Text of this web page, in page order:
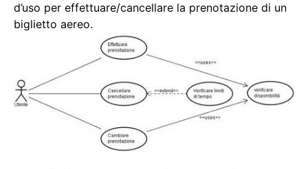
d’uso per effettuare/cancellare la prenotazione di un
biglietto aereo.